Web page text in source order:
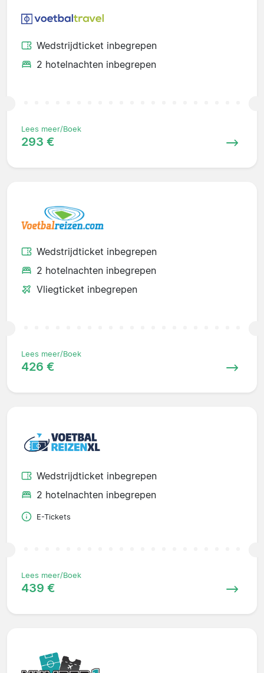
Wedstrijdticket inbegrepen
2 hotelnachten inbegrepen
Lees meer/Boek
293 €
Wedstrijdticket inbegrepen
2 hotelnachten inbegrepen
Vliegticket inbegrepen
Lees meer/Boek
426 €
Wedstrijdticket inbegrepen
2 hotelnachten inbegrepen
E-Tickets
Lees meer/Boek
439 €